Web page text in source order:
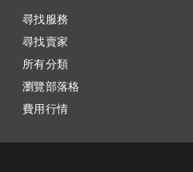
尋找服務
尋找賣家
所有分類
瀏覽部落格
費用行情